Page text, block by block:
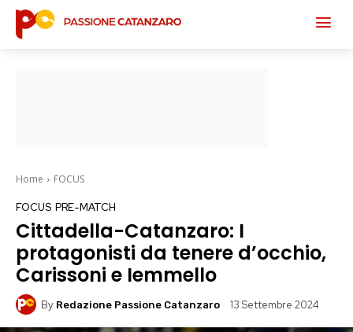
Home FOCUS
FOCUS PRE-MATCH
Cittadella-Catanzaro: I
protagonisti da tenere d’occhio,
Carissoni e Iemmello
By Redazione Passione Catanzaro 13 Settembre 2024